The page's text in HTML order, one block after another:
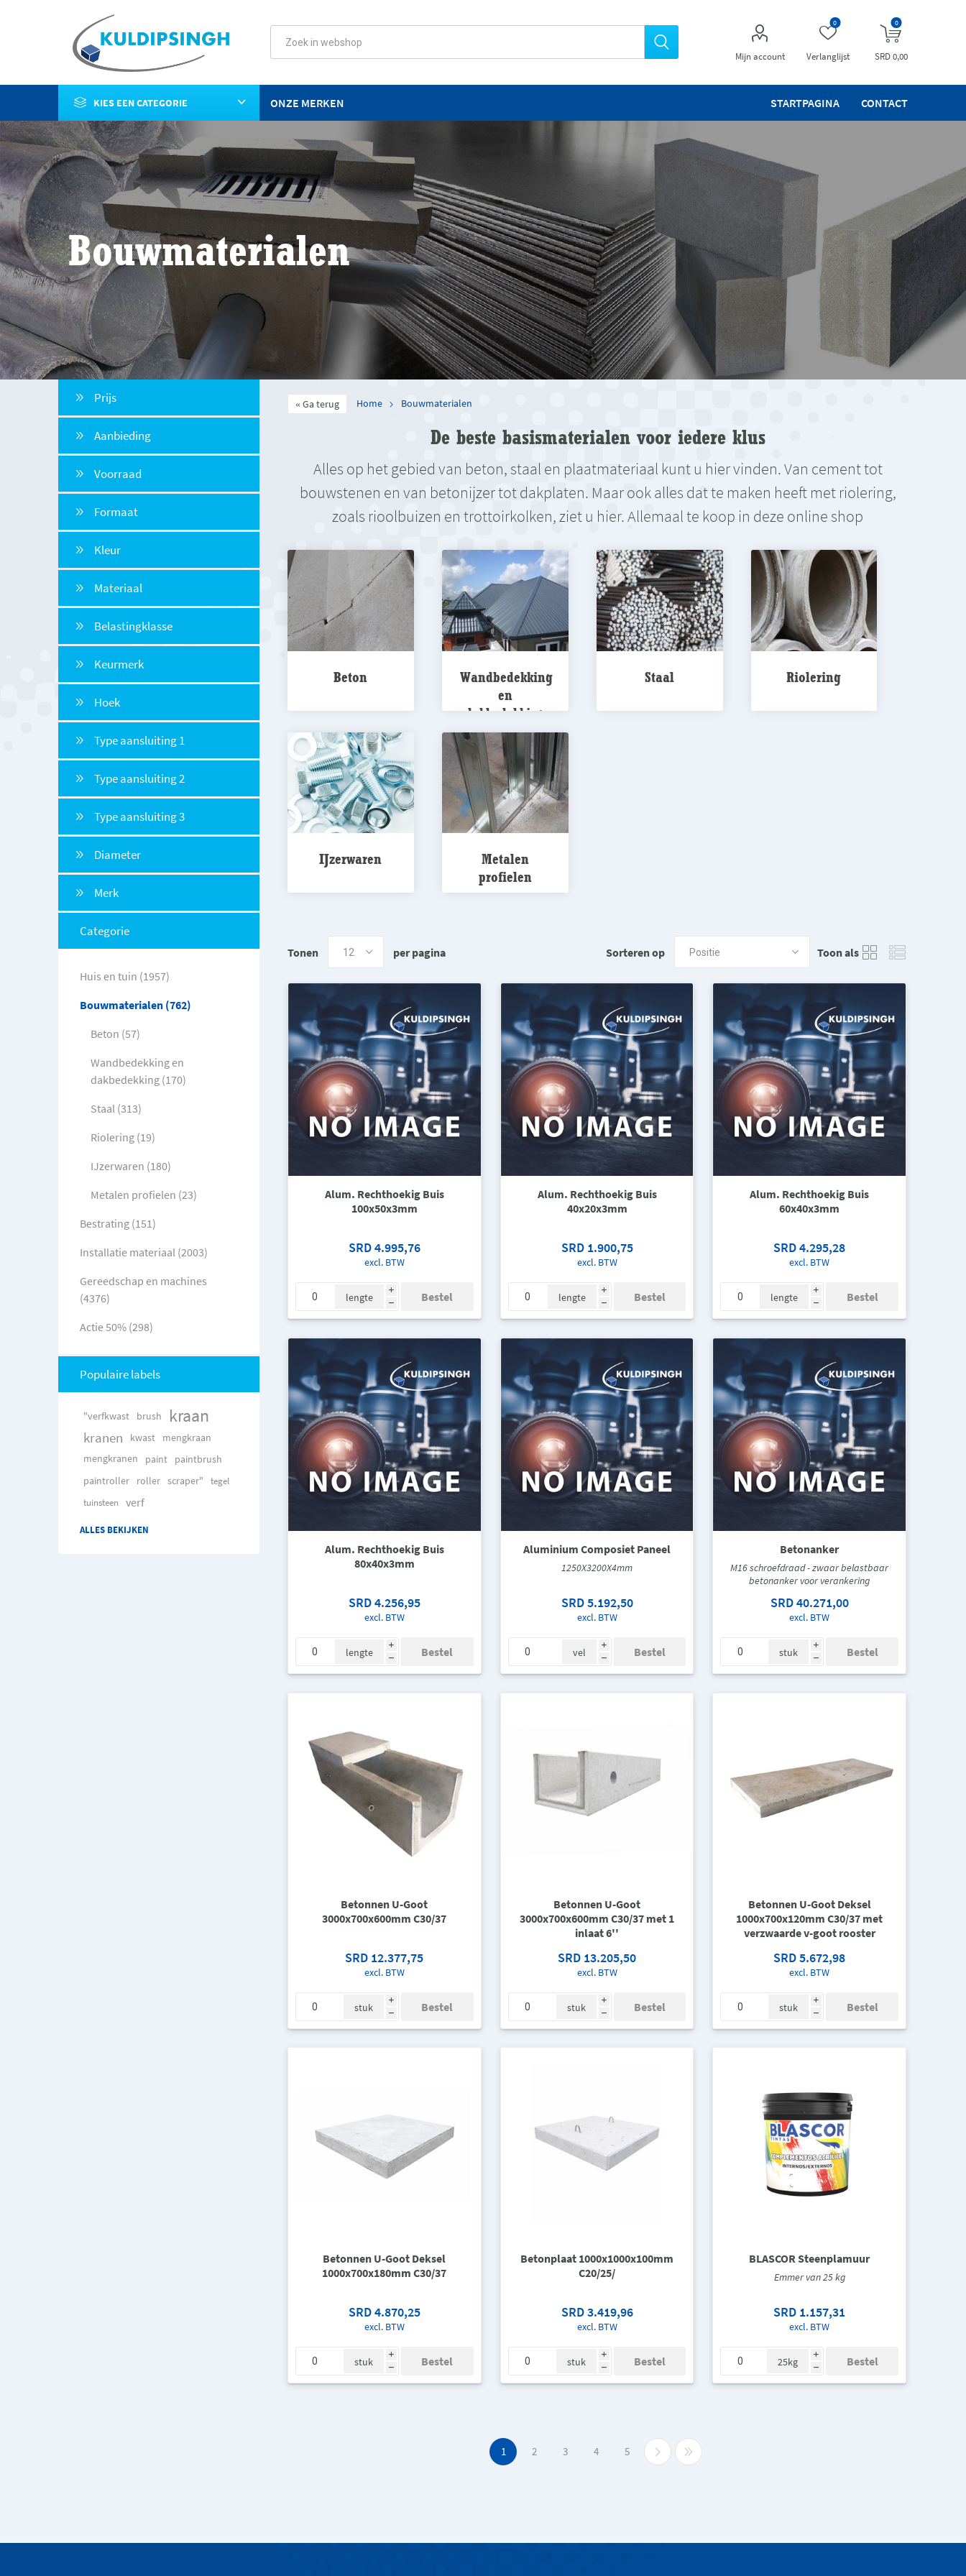
Mijn account Verlanglijst
0 0
SRD 0,00
KIES EEN CATEGORIE STARTPAGINA CONTACT
ONZE MERKEN
Bouwmaterialen
Ga terug Home Bouwmaterialen
De beste basismaterialen voor iedere klus
Alles op het gebied van beton, staal en plaatmateriaal kunt u hier vinden. Van cement tot
bouwstenen en van betonijzer tot dakplaten. Maar ook alles dat te maken heeft met riolering,
zoals rioolbuizen en trottoirkolken, ziet u hier. Allemaal te koop in deze online shop
Beton
Wandbedekking
en
dakbedekking
Staal Riolering
IJzerwaren
Metalen
profielen
Toon als
Sorteren op
Tonen per pagina
Alum. Rechthoekig Buis
100x50x3mm
SRD 4.995,76
excl. BTW
i
h
lengte
Alum. Rechthoekig Buis
40x20x3mm
SRD 1.900,75
excl. BTW
i
h
lengte
Alum. Rechthoekig Buis
60x40x3mm
SRD 4.295,28
excl. BTW
i
h
lengte
Alum. Rechthoekig Buis
80x40x3mm
SRD 4.256,95
excl. BTW
i
h
lengte
Aluminium Composiet Paneel
1250X3200X4mm
SRD 5.192,50
excl. BTW
i
h
vel
Betonanker
M16 schroefdraad - zwaar belastbaar
betonanker voor verankering
SRD 40.271,00
excl. BTW
i
h
stuk
Betonnen U-Goot
3000x700x600mm C30/37
SRD 12.377,75
excl. BTW
i
h
stuk
Betonnen U-Goot
3000x700x600mm C30/37 met 1
inlaat 6''
SRD 13.205,50
excl. BTW
i
h
stuk
Betonnen U-Goot Deksel
1000x700x120mm C30/37 met
verzwaarde v-goot rooster
SRD 5.672,98
excl. BTW
i
h
stuk
Betonnen U-Goot Deksel
1000x700x180mm C30/37
SRD 4.870,25
excl. BTW
i
h
stuk
Betonplaat 1000x1000x100mm
C20/25/
SRD 3.419,96
excl. BTW
i
h
stuk
BLASCOR Steenplamuur
Emmer van 25 kg
SRD 1.157,31
excl. BTW
i
h
25kg
1 2 3 4 5
Prijs
Aanbieding
Voorraad
Formaat
Kleur
Materiaal
Belastingklasse
Keurmerk
Hoek
Type aansluiting 1
Type aansluiting 2
Type aansluiting 3
Diameter
Merk
Categorie
Huis en tuin (1957)
Bouwmaterialen (762)
Beton (57)
Wandbedekking en
dakbedekking (170)
Staal (313)
Riolering (19)
IJzerwaren (180)
Metalen profielen (23)
Bestrating (151)
Installatie materiaal (2003)
Gereedschap en machines
(4376)
Actie 50% (298)
Populaire labels
"verfkwast brush kraan
kranen kwast mengkraan
mengkranen paint
paintbrush
paintroller
roller scraper"
tegel
tuinsteen
verf
ALLES BEKIJKEN